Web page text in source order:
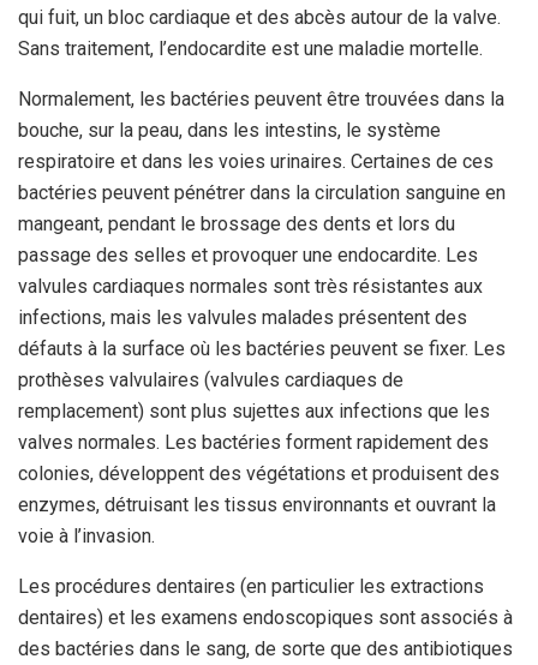
qui fuit, un bloc cardiaque et des abcès autour de la valve.
Sans traitement, l’endocardite est une maladie mortelle.
Normalement, les bactéries peuvent être trouvées dans la
bouche, sur la peau, dans les intestins, le système
respiratoire et dans les voies urinaires. Certaines de ces
bactéries peuvent pénétrer dans la circulation sanguine en
mangeant, pendant le brossage des dents et lors du
passage des selles et provoquer une endocardite. Les
valvules cardiaques normales sont très résistantes aux
infections, mais les valvules malades présentent des
défauts à la surface où les bactéries peuvent se fixer. Les
prothèses valvulaires (valvules cardiaques de
remplacement) sont plus sujettes aux infections que les
valves normales. Les bactéries forment rapidement des
colonies, développent des végétations et produisent des
enzymes, détruisant les tissus environnants et ouvrant la
voie à l’invasion.
Les procédures dentaires (en particulier les extractions
dentaires) et les examens endoscopiques sont associés à
des bactéries dans le sang, de sorte que des antibiotiques